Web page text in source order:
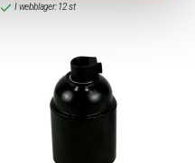
I webblager: 12 st